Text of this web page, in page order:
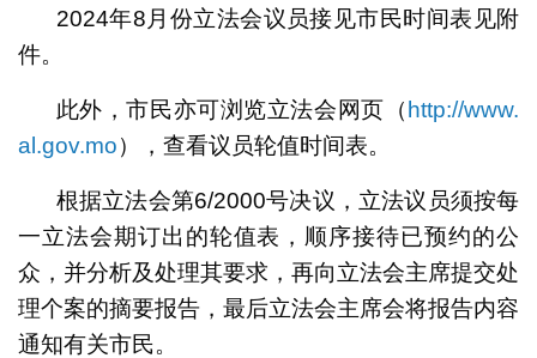
2024年8月份立法会议员接见市民时间表见附
件。
此外，市民亦可浏览立法会网页（http://www.
al.gov.mo），查看议员轮值时间表。
根据立法会第6/2000号决议，立法议员须按每
一立法会期订出的轮值表，顺序接待已预约的公
众，并分析及处理其要求，再向立法会主席提交处
理个案的摘要报告，最后立法会主席会将报告内容
通知有关市民。